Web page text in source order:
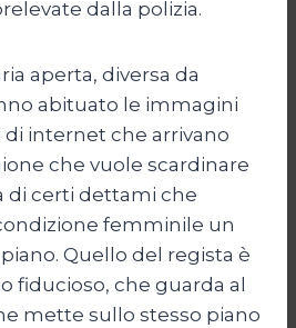
dalla polizia.
aperta, diversa da
abituato le immagini
internet che arrivano
che vuole scardinare
di certi dettami che
femminile un
Quello del regista è
fiducioso, che guarda al
mette sullo stesso piano